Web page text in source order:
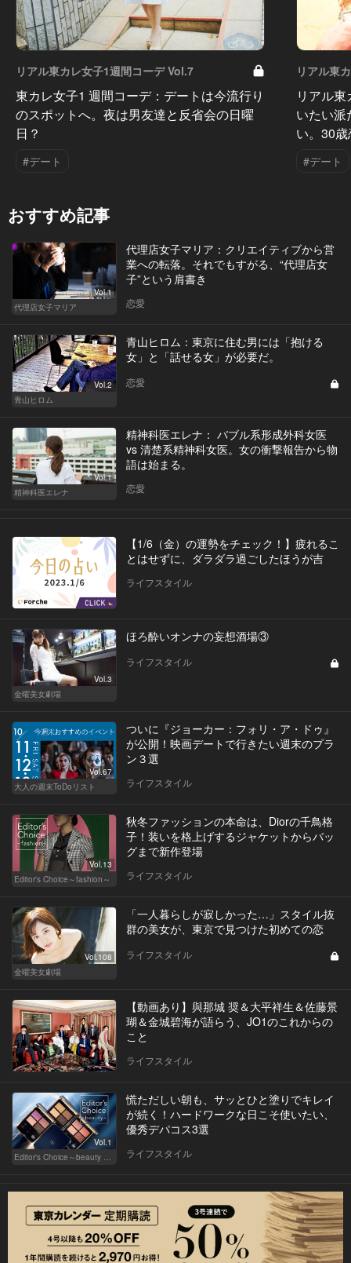
リアル東カレ女子1週間コーデ Vol.7
東カレ女子1 週間コーデ：デートは今流行り
のスポットへ。夜は男友達と反省会の日曜
日？
#デート
リアル東
リアル
いたい
い。30
#デート
おすすめ記事
Vol.1
代理店女子マリア
代理店女子マリア：クリエイティブから営
業への転落。それでもすがる、“代理店女
子”という肩書き
恋愛
Vol.2
青山ヒロム
青山ヒロム：東京に住む男には「抱ける
女」と「話せる女」が必要だ。
恋愛
Vol.1
精神科医エレナ
精神科医エレナ： バブル系形成外科女医
vs 清楚系精神科女医。女の衝撃報告から物
語は始まる。
恋愛
【1/6（金）の運勢をチェック！】疲れるこ
とはせずに、ダラダラ過ごしたほうが吉
ライフスタイル
Vol.3
金曜美女劇場
ほろ酔いオンナの妄想酒場③
ライフスタイル
Vol.67
大人の週末ToDoリスト
ついに『ジョーカー：フォリ・ア・ドゥ』
が公開！映画デートで行きたい週末のプラ
ン３選
ライフスタイル
Vol.13
Editor's Choice～fashion～
秋冬ファッションの本命は、Diorの千鳥格
子！装いを格上げするジャケットからバッ
グまで新作登場
ライフスタイル
Vol.108
金曜美女劇場
「一人暮らしが寂しかった…」スタイル抜
群の美女が、東京で見つけた初めての恋
ライフスタイル
【動画あり】與那城 奨＆大平祥生＆佐藤景
瑚＆金城碧海が語らう、JO1のこれからの
こと
ライフスタイル
Vol.1
Editor's Choice～beauty & wellness～
慌ただしい朝も、サッとひと塗りでキレイ
が続く！ハードワークな日こそ使いたい、
優秀デパコス3選
ライフスタイル